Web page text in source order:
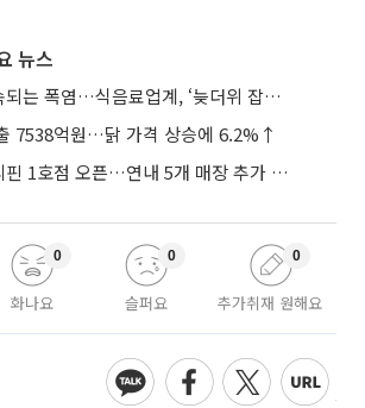
뉴스
입추 지나도 계속되는 폭염…식음료업계, ‘늦더위 잡기’ 전력 투구
7538억원…닭 가격 상승에 6.2%↑
컴포즈커피, 필리핀 1호점 오픈…연내 5개 매장 추가 출점
화나요
0
슬퍼요
0
추가취재 원해요
0